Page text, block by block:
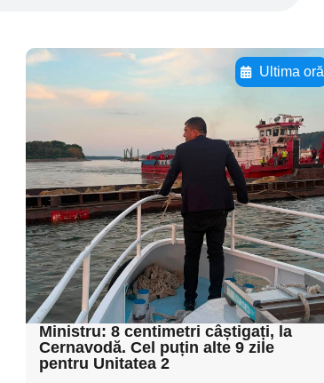
Ultima oră
Adaugă aici textul
subtitluAdaugă aici
textul pentru
subtitluAdaugă aici
textul pentru
subtitluAdaugă aici
textul pentru subti
Ministru: 8 centimetri câștigați, la
Cernavodă. Cel puțin alte 9 zile
pentru Unitatea 2